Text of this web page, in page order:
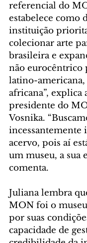
referencial do
estabelece como
instituição
colecionar arte
brasileira e
não eurocêntrico
latino-americana,
africana”, explica
presidente do
Vosnika.
incessantemente
acervo, pois aí
um museu, a sua
comenta.
Juliana lembra
MON foi o
por suas
capacidade de